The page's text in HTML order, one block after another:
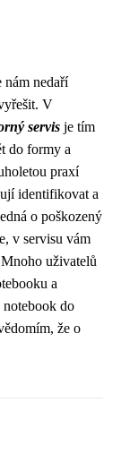
nám nedaří
V
servis je tím
do formy a
praxí
identifikovat a
o poškozený
v servisu vám
uživatelů
a
notebook do
že o